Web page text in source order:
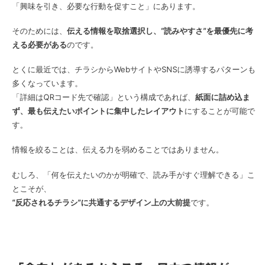
「興味を引き、必要な行動を促すこと」にあります。
そのためには、 伝える情報を取捨選択し、“読みやすさ”を最優先に考
える必要があるのです。
とくに最近では、チラシからWebサイトやSNSに誘導するパターンも
多くなっています。
「詳細はQRコード先で確認」という構成であれば、 紙面に詰め込ま
ず、最も伝えたいポイントに集中したレイアウトにすることが可能で
す。
情報を絞ることは、伝える力を弱めることではありません。
むしろ、「何を伝えたいのかが明確で、読み手がすぐ理解できる」こ
とこそが、
“反応されるチラシ”に共通するデザイン上の大前提です。